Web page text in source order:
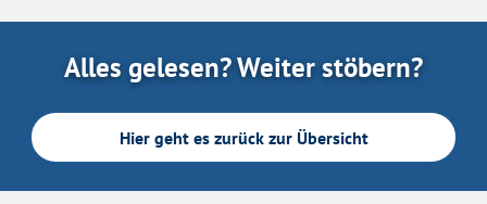
Alles gelesen? Weiter stöbern?
Hier geht es zurück zur Übersicht